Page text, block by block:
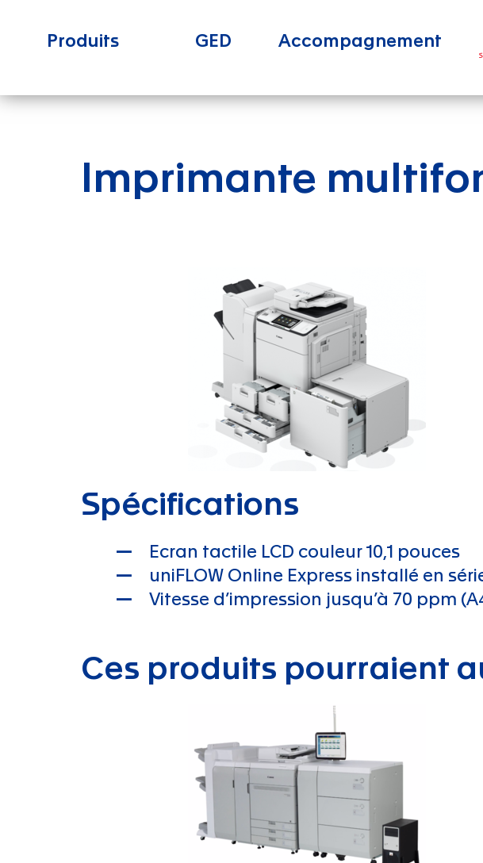
Produits GED Accompagnement
Imprimante
Spécifications
Ecran tactile LCD couleur 10,1 pouces
uniFLOW Online Express installé en
Vitesse d’impression jusqu’à 70 ppm
Ces produits pourraient